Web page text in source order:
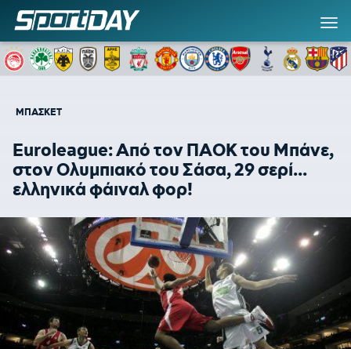
ΜΠΑΣΚΕΤ
Euroleague: Από τον ΠΑΟΚ του Μπάνε,
στον Ολυμπιακό του Σάσα, 29 σερί...
ελληνικά φάιναλ φορ!